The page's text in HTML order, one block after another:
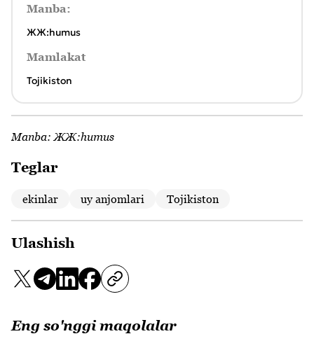
Manba:
ЖЖ:humus
Mamlakat
Tojikiston
Manba: ЖЖ:humus
Teglar
ekinlar uy anjomlari Tojikiston
Ulashish
Eng so'nggi maqolalar